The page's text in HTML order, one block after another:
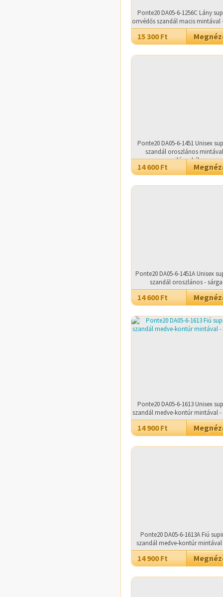
Ponte20 DA05-6-1256C Lány
orrvédős szandál macis mintával
15 300 Ft
Ponte20 DA05-6-1451 Unisex
szandál oroszlános
világoskék
14 600 Ft
Ponte20 DA05-6-1451A Unisex
szandál oroszlános - sárga
14 600 Ft
Ponte20 DA05-6-1613 Unisex
szandál medve-kontúr mintával -
14 900 Ft
Ponte20 DA05-6-1613A Fiú
szandál medve-kontúr mintával
14 900 Ft